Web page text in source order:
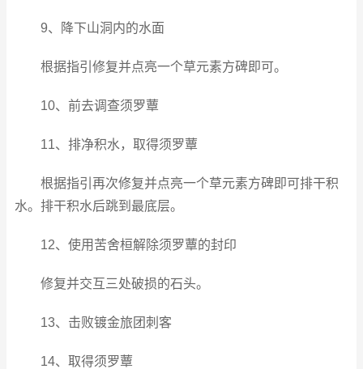
9、降下山洞内的水面
根据指引修复并点亮一个草元素方碑即可。
10、前去调查须罗蕈
11、排净积水，取得须罗蕈
根据指引再次修复并点亮一个草元素方碑即可排干积
水。排干积水后跳到最底层。
12、使用苦舍桓解除须罗蕈的封印
修复并交互三处破损的石头。
13、击败镀金旅团刺客
14、取得须罗蕈